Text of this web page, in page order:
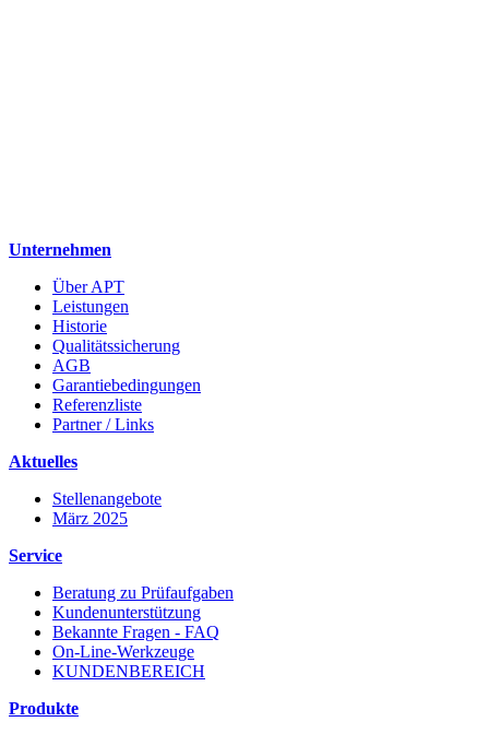
Unternehmen
Über APT
Leistungen
Historie
Qualitätssicherung
AGB
Garantiebedingungen
Referenzliste
Partner / Links
Aktuelles
Stellenangebote
März 2025
Service
Beratung zu Prüfaufgaben
Kundenunterstützung
Bekannte Fragen - FAQ
On-Line-Werkzeuge
KUNDENBEREICH
Produkte